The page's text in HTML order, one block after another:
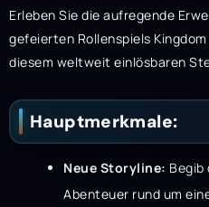
Erleben Sie die aufregende
gefeierten Rollenspiels
diesem weltweit einlösbaren
Hauptmerkmale:
Neue Storyline: Begib
Abenteuer rund um